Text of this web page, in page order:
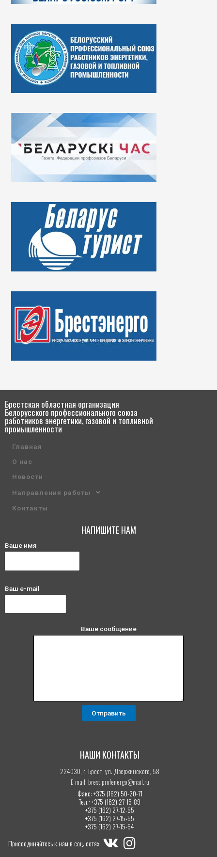
Брестская областная организация
Белорусского профессионального союза
работников энергетики, газовой и топливной
промышленности
Главная
О нас
Новости
Направления работы
Контакты
НАПИШИТЕ НАМ
Ваше имя
Ваш e-mail
Ваше сообщение
НАШИ КОНТАКТЫ
224030, г. Брест, ул. Дзержинского, 58
E-mail: brest.profenergo@mail.ru
Факс: +375 (162) 50-20-71
Тел.: +375 (162) 27-15-89
+375 (162) 27-12-55
+375 (162) 27-15-55
+375 (162) 27-15-54
Присоединяйтесь к нам в соц. сетях